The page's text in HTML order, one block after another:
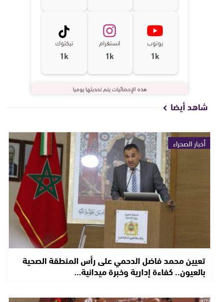
يوتوب
1k
انستغرام
1k
تيكتوك
1k
هذه الإحصائيات يتم تحديثها يوميا
شاهد أيضا
أخبار الصحراء
تعيين محمد فاضل الدحمي على رأس المنطقة الصحية
بالعيون.. كفاءة إدارية وخبرة ميدانية…